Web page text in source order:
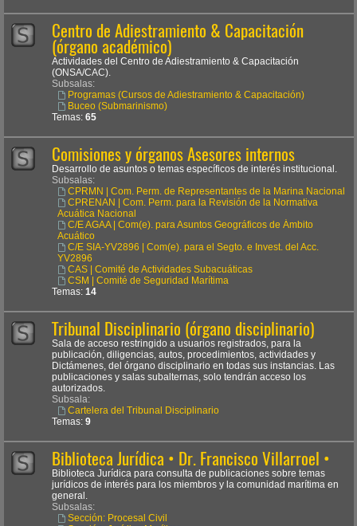
Centro de Adiestramiento & Capacitación
(órgano académico)
Actividades del Centro de Adiestramiento & Capacitación
(ONSA/CAC).
Subsalas:
Programas (Cursos de Adiestramiento & Capacitación)
Buceo (Submarinismo)
Temas: 65
Comisiones y órganos Asesores internos
Desarrollo de asuntos o temas específicos de interés institucional.
Subsalas:
CPRMN | Com. Perm. de Representantes de la Marina Nacional
CPRENAN | Com. Perm. para la Revisión de la Normativa
Acuática Nacional
C/E AGAA | Com(e). para Asuntos Geográficos de Ámbito
Acuático
C/E SIA-YV2896 | Com(e). para el Segto. e Invest. del Acc.
YV2896
CAS | Comité de Actividades Subacuáticas
CSM | Comité de Seguridad Marítima
Temas: 14
Tribunal Disciplinario (órgano disciplinario)
Sala de acceso restringido a usuarios registrados, para la
publicación, diligencias, autos, procedimientos, actividades y
Dictámenes, del órgano disciplinario en todas sus instancias. Las
publicaciones y salas subalternas, solo tendrán acceso los
autorizados.
Subsala:
Cartelera del Tribunal Disciplinario
Temas: 9
Biblioteca Jurídica • Dr. Francisco Villarroel •
Biblioteca Jurídica para consulta de publicaciones sobre temas
jurídicos de interés para los miembros y la comunidad marítima en
general.
Subsalas:
Sección: Procesal Civil